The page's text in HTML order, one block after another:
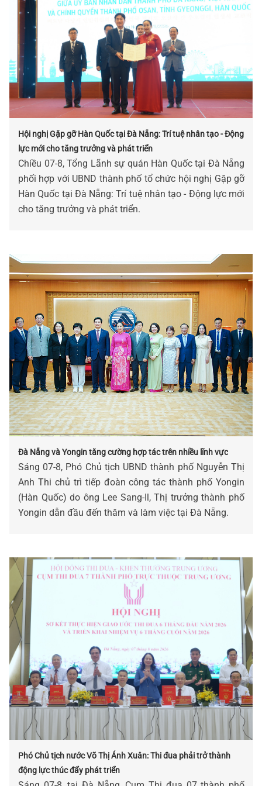
Hội nghị Gặp gỡ Hàn Quốc tại Đà Nẵng: Trí tuệ nhân tạo - Động
lực mới cho tăng trưởng và phát triển
Chiều 07-8, Tổng Lãnh sự quán Hàn Quốc tại Đà Nẵng
phối hợp với UBND thành phố tổ chức hội nghị Gặp gỡ
Hàn Quốc tại Đà Nẵng: Trí tuệ nhân tạo - Động lực mới
cho tăng trưởng và phát triển.
Đà Nẵng và Yongin tăng cường hợp tác trên nhiều lĩnh vực
Sáng 07-8, Phó Chủ tịch UBND thành phố Nguyễn Thị
Anh Thi chủ trì tiếp đoàn công tác thành phố Yongin
(Hàn Quốc) do ông Lee Sang-Il, Thị trưởng thành phố
Yongin dẫn đầu đến thăm và làm việc tại Đà Nẵng.
Phó Chủ tịch nước Võ Thị Ánh Xuân: Thi đua phải trở thành
động lực thúc đẩy phát triển